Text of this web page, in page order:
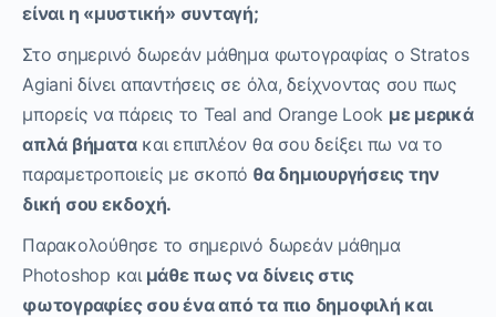
είναι η «μυστική» συνταγή;
Στο σημερινό δωρεάν μάθημα φωτογραφίας o Stratos
Agiani δίνει απαντήσεις σε όλα, δείχνοντας σου πως
μπορείς να πάρεις το Teal and Orange Look με μερικά
απλά βήματακαι επιπλέον θα σου δείξει πω να το
παραμετροποιείς με σκοπό θα δημιουργήσεις την
δική σου εκδοχή.
Παρακολούθησε το σημερινό δωρεάν μάθημα
Photoshop καιμάθε πως να δίνεις στις
φωτογραφίες σου ένα από τα πιο δημοφιλή και